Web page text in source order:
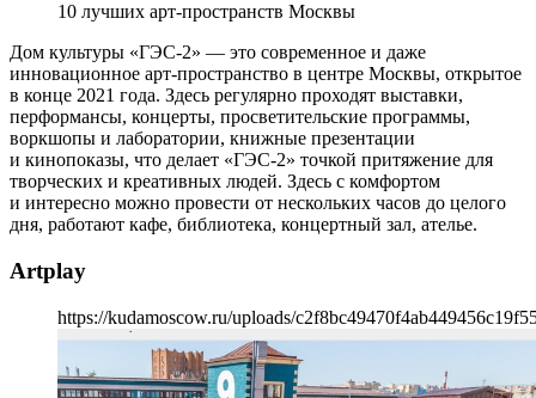
10 лучших арт-пространств Москвы
Дом культуры «ГЭС-2» — это современное и даже
инновационное арт-пространство в центре Москвы, открытое
в конце 2021 года. Здесь регулярно проходят выставки,
перформансы, концерты, просветительские программы,
воркшопы и лаборатории, книжные презентации
и кинопоказы, что делает «ГЭС-2» точкой притяжение для
творческих и креативных людей. Здесь с комфортом
и интересно можно провести от нескольких часов до целого
дня, работают кафе, библиотека, концертный зал, ателье.
Artplay
https://kudamoscow.ru/uploads/